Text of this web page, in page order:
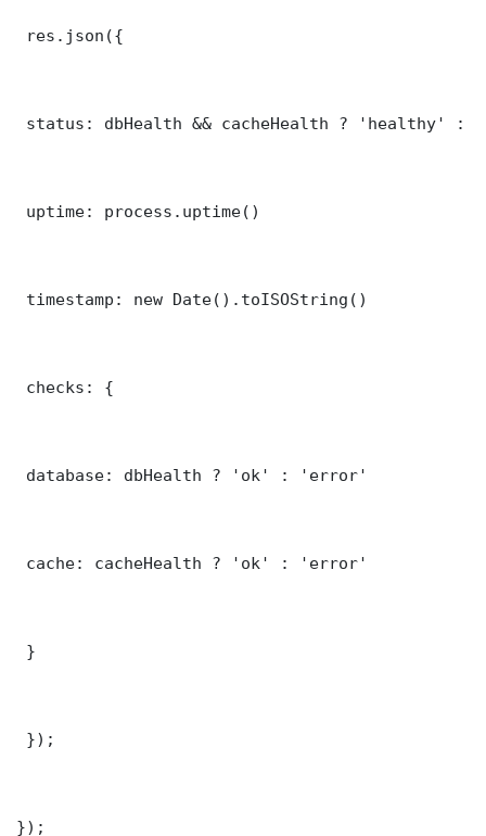
res.json({
status: dbHealth && cacheHealth ? 'healthy' :
uptime: process.uptime()
timestamp: new Date().toISOString()
checks: {
database: dbHealth ? 'ok' : 'error'
cache: cacheHealth ? 'ok' : 'error'
}
});
});